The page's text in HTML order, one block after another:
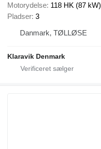
Motorydelse 118 HK (87 kW)
Pladser 3
Danmark, TØLLØSE
Klaravik Denmark